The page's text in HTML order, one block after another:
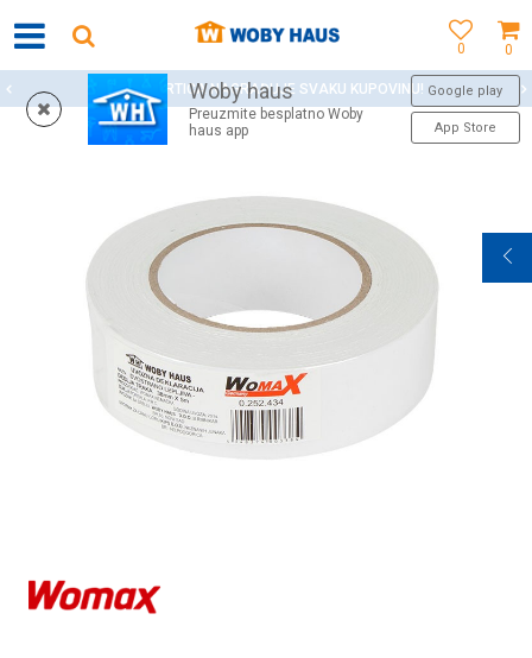
0
0
Woby haus
Preuzmite besplatno Woby
haus app
Google play
App Store
WOBY KARTICA NAGRAĐUJE SVAKU KUPOVINU!